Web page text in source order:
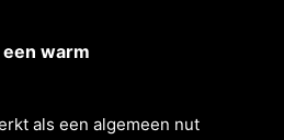
warm
als een algemeen nut